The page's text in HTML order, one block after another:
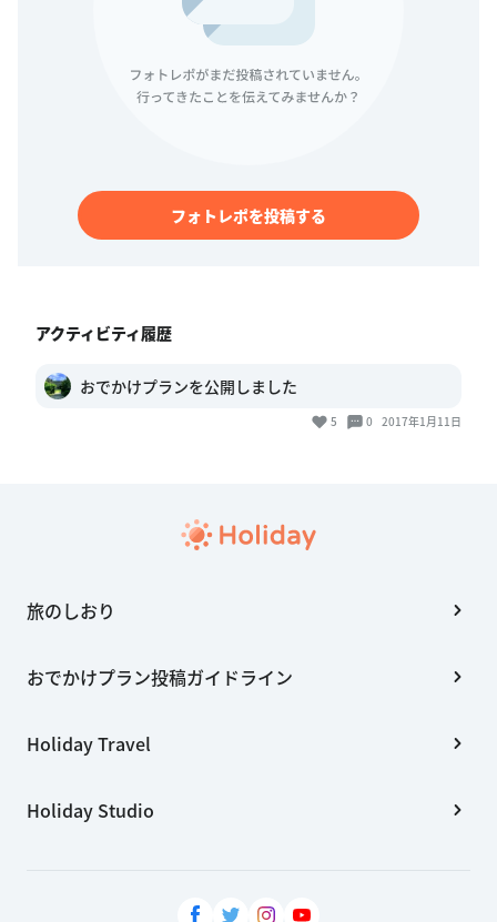
フォトレポを投稿する
アクティビティ履歴
おでかけプランを公開しました
5 0 2017年1月11日
旅のしおり
おでかけプラン投稿ガイドライン
Holiday Travel
Holiday Studio